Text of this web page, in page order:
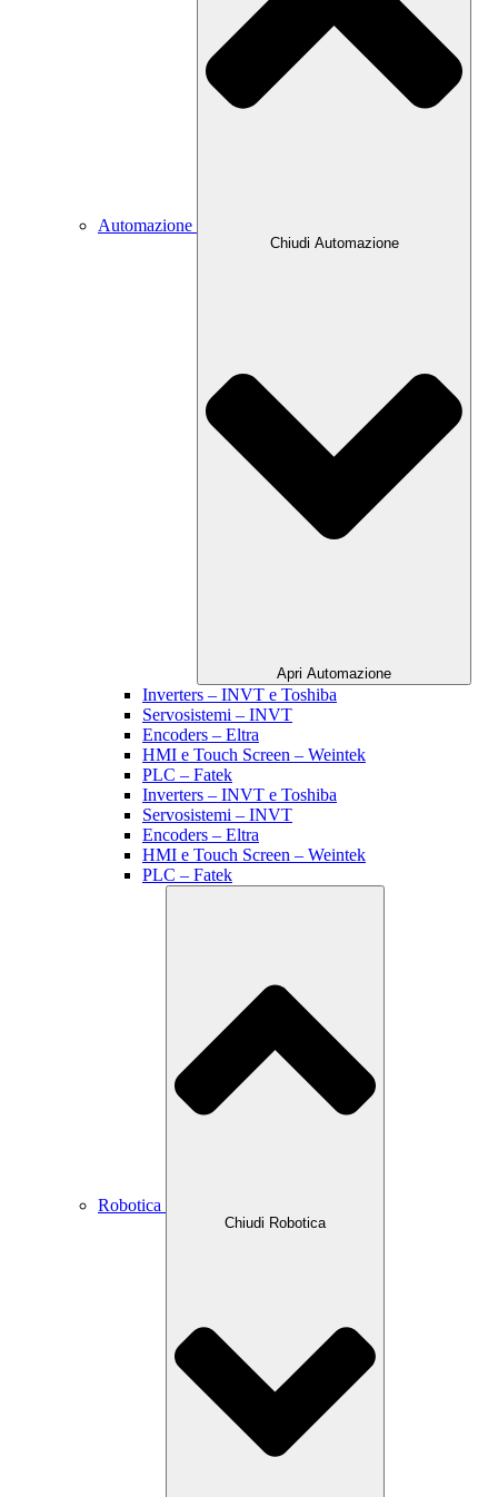
Automazione
Chiudi Automazione
Apri Automazione
Inverters – INVT e Toshiba
Servosistemi – INVT
Encoders – Eltra
HMI e Touch Screen – Weintek
PLC – Fatek
Inverters – INVT e Toshiba
Servosistemi – INVT
Encoders – Eltra
HMI e Touch Screen – Weintek
PLC – Fatek
Robotica
Chiudi Robotica